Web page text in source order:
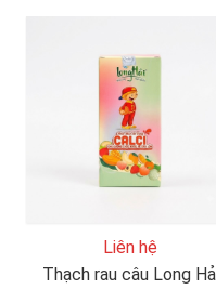
Liên hệ
Thạch rau câu Long